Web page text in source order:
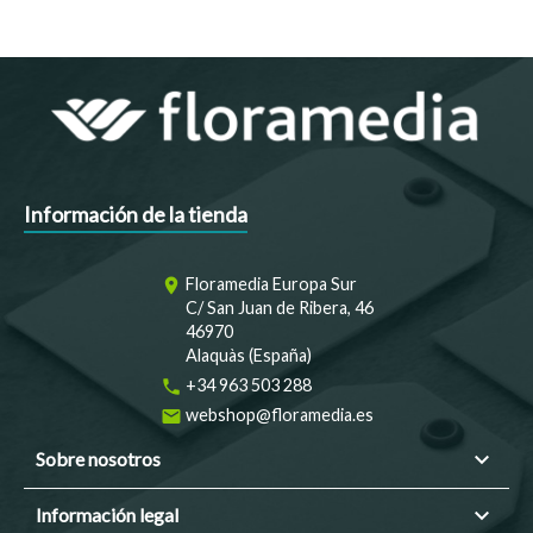
Información de la tienda
room Floramedia Europa Sur
C/ San Juan de Ribera, 46
46970
Alaquàs (España)
phone +34 963 503 288
email webshop@floramedia.es
Sobre nosotros 
Información legal 